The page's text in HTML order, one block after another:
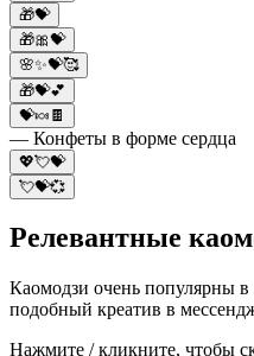
🎁💝
🎁🎀💝
🌸✨💝🥰
🎁💝💕
💝🍬🍫
— Конфеты в форме сердца
💖💘💝
💘💝💞
Релевантные
Каомодзи очень популярны
подобный креатив в
Нажмите / кликните, чтобы